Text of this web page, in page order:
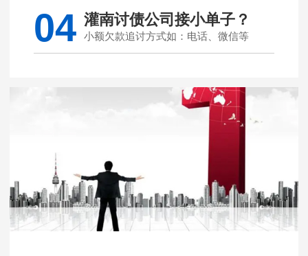
04 灌南讨债公司接小单子？
小额欠款追讨方式如：电话、微信等